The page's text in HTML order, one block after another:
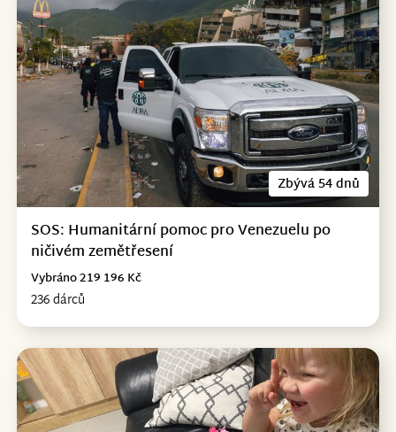
Zbývá 54 dnů
SOS: Humanitární pomoc pro Venezuelu po
ničivém zemětřesení
236 dárců
Vybráno 219 196 Kč